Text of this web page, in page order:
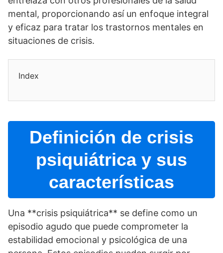
mental, proporcionando así­ un enfoque integral
y eficaz para tratar los trastornos mentales en
situaciones de crisis.
Index
Definición de crisis
psiquiátrica y sus
caracterí­sticas
Una **crisis psiquiátrica** se define como un
episodio agudo que puede comprometer la
estabilidad emocional y psicológica de una